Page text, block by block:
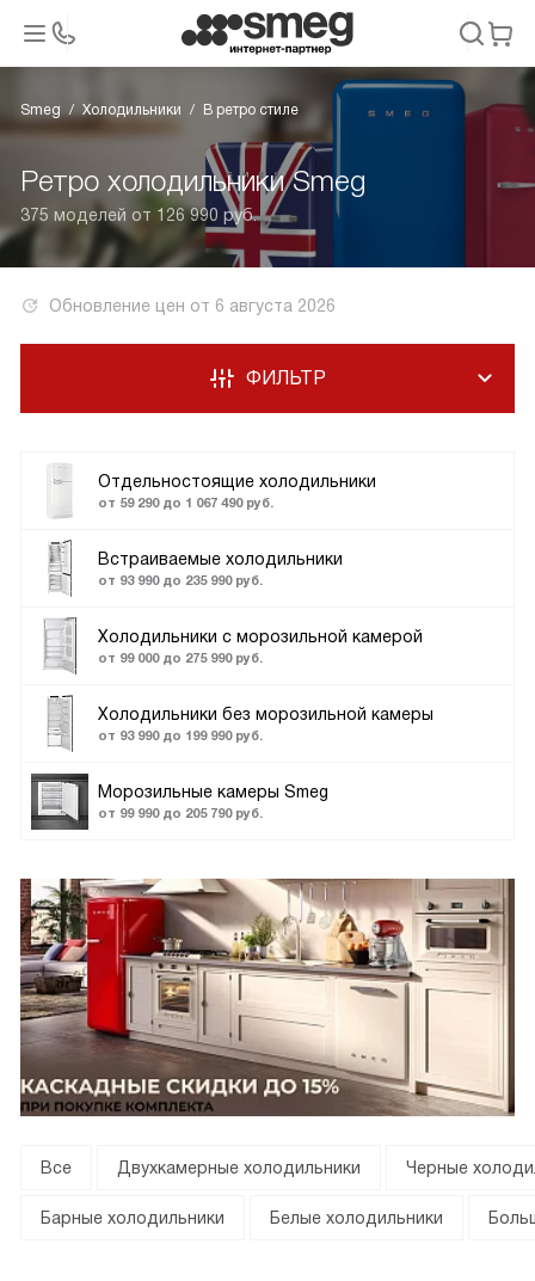
Smeg Холодильники В ретро стиле
Ретро холодильники Smeg
375 моделей от 126 990 руб.
Обновление цен от 6 августа 2026
Отдельностоящие холодильники
от 59 290 до 1 067 490 руб.
Встраиваемые холодильники
от 93 990 до 235 990 руб.
Холодильники с морозильной камерой
от 99 000 до 275 990 руб.
Холодильники без морозильной камеры
от 93 990 до 199 990 руб.
Морозильные камеры Smeg
от 99 990 до 205 790 руб.
ФИЛЬТР
Все Двухкамерные холодильники Черные
Барные холодильники Белые холодильники